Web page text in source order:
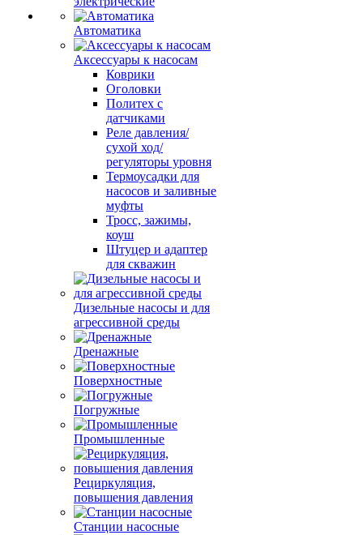
Автоматика
Аксессуары к насосам
Коврики
Оголовки
Политех с
датчиками
Реле давления/
сухой ход/
регуляторы уровня
Термоусадки для
насосов и заливные
муфты
Тросс, зажимы,
коуш
Штуцер и адаптер
для скважин
Дизельные насосы и для
агрессивной среды
Дренажные
Поверхностные
Погружные
Промышленные
Рециркуляция,
повышения давления
Станции насосные